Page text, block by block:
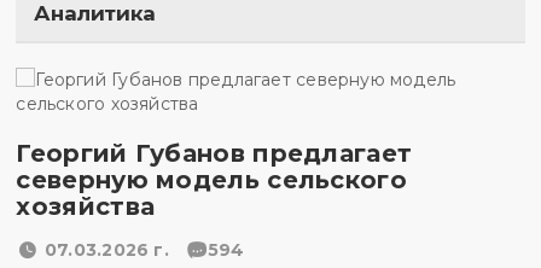
Аналитика
Георгий Губанов предлагает
северную модель сельского
хозяйства
07.03.2026 г. 594